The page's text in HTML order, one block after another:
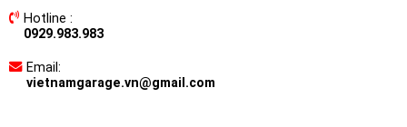
Hotline :
0929.983.983
Email:
vietnamgarage.vn@gmail.com